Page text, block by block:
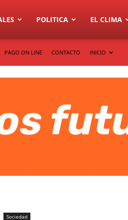
POLITICA EL CLIMA
PAGO ON LINE CONTACTO INICIO
Sociedad